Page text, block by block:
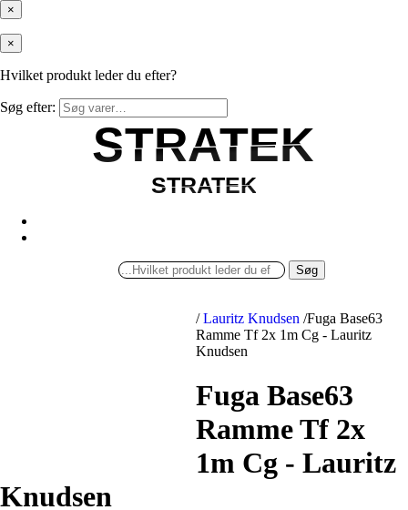
×
×
Hvilket produkt leder du efter?
Søg efter:
STRATEK
STRATEK
STRATEK
STRATEK
Søg
/ Lauritz Knudsen /Fuga Base63
Ramme Tf 2x 1m Cg - Lauritz
Knudsen
Fuga Base63
Ramme Tf 2x
1m Cg - Lauritz
Knudsen